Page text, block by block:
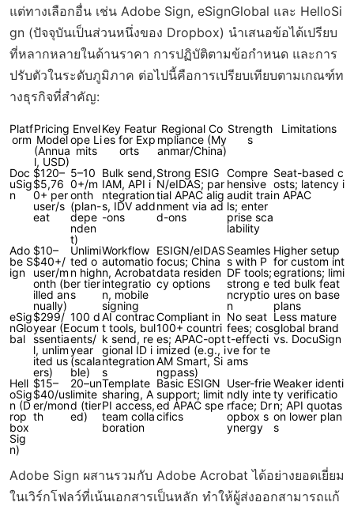
แต่ทางเลือกอื่น เช่น Adobe Sign, eSignGlobal และ HelloSi
gn (ปัจจุบันเป็นส่วนหนึ่งของ Dropbox) นำเสนอข้อได้เปรียบ
ที่หลากหลายในด้านราคา การปฏิบัติตามข้อกำหนด และการ
ปรับตัวในระดับภูมิภาค ต่อไปนี้คือการเปรียบเทียบตามเกณฑ์ท
างธุรกิจที่สำคัญ:
Platf
orm
Pricing
Model
(Annua
l, USD)
Envel
ope Li
mits
Key Featur
es for Exp
orts
Regional Co
mpliance (My
anmar/China)
Strength
s
Limitations
Doc
uSig
n
$120–
$5,76
0+ per
user/s
eat
5–10
0+/m
onth
(plan-
depe
nden
t)
Bulk send,
IAM, API i
ntegration
s, IDV add
-ons
Strong ESIG
N/eIDAS; par
tial APAC alig
nment via ad
d-ons
Compre
hensive
audit trai
ls; enter
prise sca
lability
Seat-based c
osts; latency i
n APAC
Ado
be S
ign
$10–
$40+/
user/m
onth (b
illed an
nually)
Unlimi
ted o
n high
er tier
s
Workflow
automatio
n, Acrobat
integratio
n, mobile
signing
ESIGN/eIDAS
focus; China
data residen
cy options
Seamles
s with P
DF tools;
strong e
ncryptio
n
Higher setup
for custom int
egrations; limi
ted bulk feat
ures on base
plans
eSig
nGlo
bal
$299/
year (E
ssentia
l, unlim
ited us
ers)
100 d
ocum
ents/
year
(scala
ble)
AI contrac
t tools, bul
k send, re
gional ID i
ntegration
s
Compliant in
100+ countri
es; APAC-opt
imized (e.g., i
AM Smart, Si
ngpass)
No seat
fees; cos
t-effecti
ve for te
ams
Less mature
global brand
vs. DocuSign
Hell
oSig
n (D
rop
box
Sig
n)
$15–
$40/us
er/mon
th
20–un
limite
d (tier
ed)
Template
sharing, A
PI access,
team colla
boration
Basic ESIGN
support; limit
ed APAC spe
cifics
User-frie
ndly inte
rface; Dr
opbox s
ynergy
Weaker identi
ty verificatio
n; API quotas
on lower plan
s
Adobe Sign ผสานรวมกับ Adobe Acrobat ได้อย่างยอดเยี่ยม
ในเวิร์กโฟลว์ที่เน้นเอกสารเป็นหลัก ทำให้ผู้ส่งออกสามารถแก้